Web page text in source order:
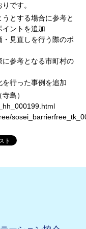
です。
とする場合に参考と
イントを追加
見直しを行う際のポ
参考となる市町村の
行った事例を追加
島）